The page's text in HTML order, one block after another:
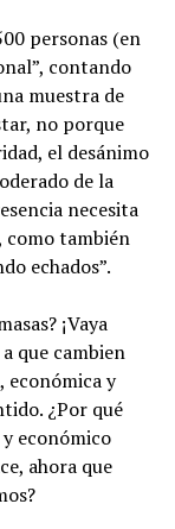
personas (en
contando
muestra de
no porque
el desánimo
de la
necesita
como también
echados”.
¡Vaya
que cambien
económica y
¿Por qué
económico
ahora que